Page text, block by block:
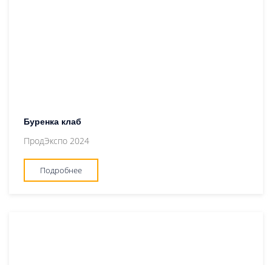
Буренка клаб
ПродЭкспо 2024
Подробнее